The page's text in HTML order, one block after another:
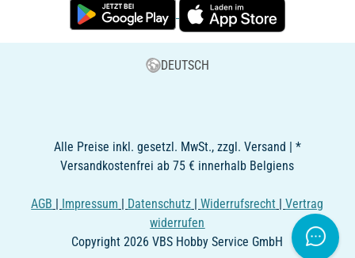
DEUTSCH
Alle Preise inkl. gesetzl. MwSt., zzgl. Versand | *
Versandkostenfrei ab 75 € innerhalb Belgiens
AGB | Impressum | Datenschutz |Widerrufsrecht |Vertrag
widerrufen
Copyright 2026 VBS Hobby Service GmbH